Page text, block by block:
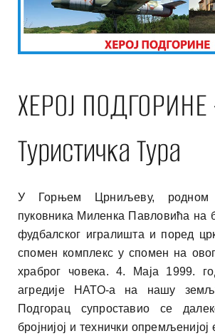
ХЕРОЈ ПОДГОРИНЕ
Туристичка Тура
У Горњем Црниљеву, родном
пуковника Миленка Павловића на
фудбалског игралишта и поред
спомен комплекс у спомен на
храброг човека. 4. Маја 1999.
агредије НАТО-а на нашу
Подгорац супроставио се
бројнијој и технички опремљенијој